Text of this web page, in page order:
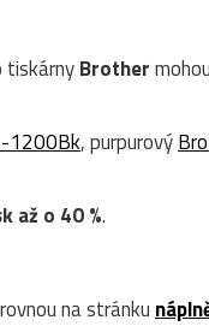
tiskárnyBrother
1200Bk, purpurový
až o 40 %.
na stránku